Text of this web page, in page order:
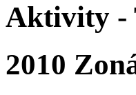
Aktivity -
2010